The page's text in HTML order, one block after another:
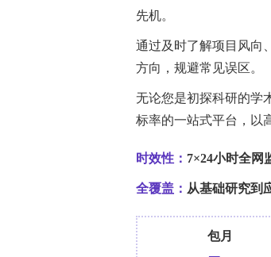
＜0.05，置信区间为95%。
研究结果
ChatGPT-5.2和Gemini-3